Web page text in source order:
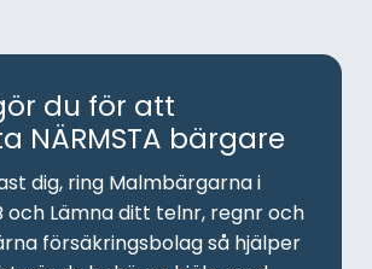
du för att
NÄRMSTA bärgare
dig, ring Malmbärgarna i
och Lämna ditt telnr, regnr och
försäkringsbolag så hjälper